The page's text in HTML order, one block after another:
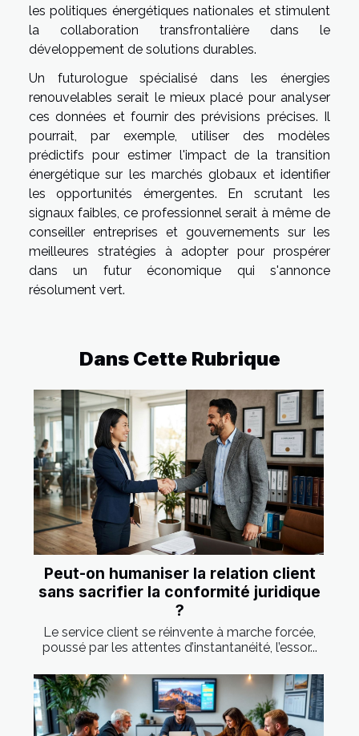
les politiques énergétiques nationales et stimulent
la collaboration transfrontalière dans le
développement de solutions durables.
Un futurologue spécialisé dans les énergies
renouvelables serait le mieux placé pour analyser
ces données et fournir des prévisions précises. Il
pourrait, par exemple, utiliser des modèles
prédictifs pour estimer l'impact de la transition
énergétique sur les marchés globaux et identifier
les opportunités émergentes. En scrutant les
signaux faibles, ce professionnel serait à même de
conseiller entreprises et gouvernements sur les
meilleures stratégies à adopter pour prospérer
dans un futur économique qui s'annonce
résolument vert.
Dans Cette Rubrique
Peut-on humaniser la relation client
sans sacrifier la conformité juridique
?
Le service client se réinvente à marche forcée,
poussé par les attentes d’instantanéité, l’essor...